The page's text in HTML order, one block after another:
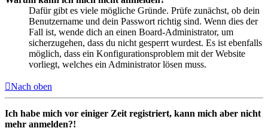
Dafür gibt es viele mögliche Gründe. Prüfe zunächst, ob dein
Benutzername und dein Passwort richtig sind. Wenn dies der
Fall ist, wende dich an einen Board-Administrator, um
sicherzugehen, dass du nicht gesperrt wurdest. Es ist ebenfalls
möglich, dass ein Konfigurationsproblem mit der Website
vorliegt, welches ein Administrator lösen muss.
Nach oben
Ich habe mich vor einiger Zeit registriert, kann mich aber nicht
mehr anmelden?!